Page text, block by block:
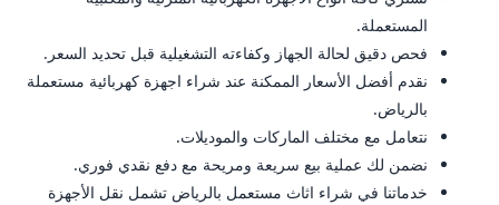
المستعملة.
فحص دقيق لحالة الجهاز وكفاءته التشغيلية قبل تحديد السعر.
نقدم أفضل الأسعار الممكنة عند شراء اجهزة كهربائية مستعملة
بالرياض.
نتعامل مع مختلف الماركات والموديلات.
نضمن لك عملية بيع سريعة ومريحة مع دفع نقدي فوري.
خدماتنا في شراء اثاث مستعمل بالرياض تشمل نقل الأجهزة